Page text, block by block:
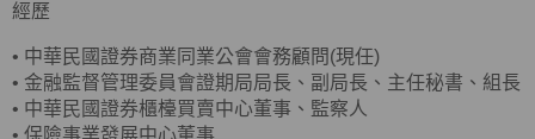
經歷
• 中華民國證券商業同業公會會務顧問(現任)
• 金融監督管理委員會證期局局長、副局長、主任秘書、組長
• 中華民國證券櫃檯買賣中心董事、監察人